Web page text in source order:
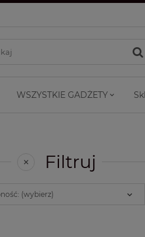
WSZYSTKIE GADŻETY
Filtruj
(wybierz)